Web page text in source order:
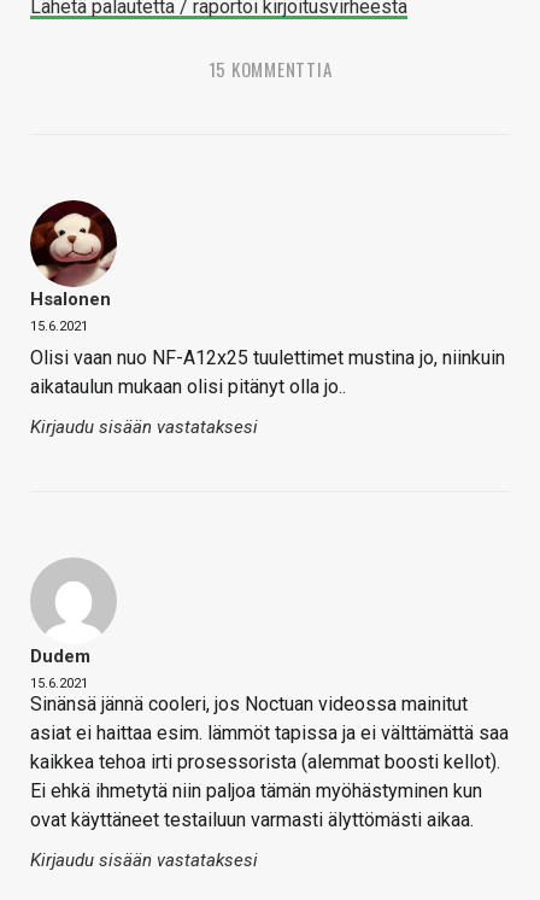
Lähetä palautetta / raportoi kirjoitusvirheestä
15 KOMMENTTIA
Hsalonen
15.6.2021
Olisi vaan nuo NF-A12x25 tuulettimet mustina jo, niinkuin
aikataulun mukaan olisi pitänyt olla jo..
Kirjaudu sisään vastataksesi
Dudem
15.6.2021
Sinänsä jännä cooleri, jos Noctuan videossa mainitut
asiat ei haittaa esim. lämmöt tapissa ja ei välttämättä saa
kaikkea tehoa irti prosessorista (alemmat boosti kellot).
Ei ehkä ihmetytä niin paljoa tämän myöhästyminen kun
ovat käyttäneet testailuun varmasti älyttömästi aikaa.
Kirjaudu sisään vastataksesi